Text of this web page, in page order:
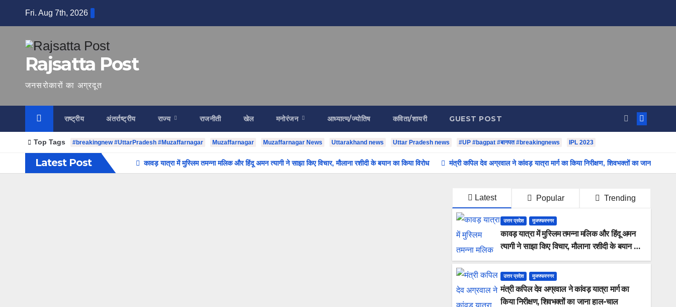
Fri. Aug 7th, 2026
Rajsatta Post
जनसरोकारों का अग्रदूत
राष्ट्रीय अंतर्राष्ट्रीय राज्य राजनीती खेल मनोरंजन आध्यात्म/ज्योतिष कविता/शायरी GUEST POST
Top Tags #breakingnew #UttarPradesh #Muzaffarnagar Muzaffarnagar Muzaffarnagar News Uttarakhand news Uttar Pradesh news #UP #bagpat #बागपत #breakingnews IPL 2023
Latest Post कावड़ यात्रा में मुस्लिम तमन्ना मलिक और हिंदू अमन त्यागी ने साझा किए विचार, मौलाना रशीदी के बयान का किया विरोध मंत्री कपिल देव अग्रवाल ने कांवड़ यात्रा मार्ग का किया निरीक्षण, शिवभक्तों का जाना हाल-
Latest Popular Trending
उत्तर प्रदेश मुजफ्फरनगर
कावड़ यात्रा में मुस्लिम तमन्ना मलिक और हिंदू अमन
त्यागी ने साझा किए विचार, मौलाना रशीदी के बयान का
किया विरोध
उत्तर प्रदेश मुजफ्फरनगर
मंत्री कपिल देव अग्रवाल ने कांवड़ यात्रा मार्ग का
किया निरीक्षण, शिवभक्तों का जाना हाल-चाल